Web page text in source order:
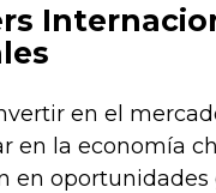
en el
en la economía
en